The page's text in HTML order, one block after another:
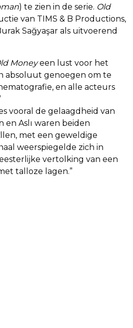
) te zien in de serie. Old
van TIMS & B Productions,
Sağyaşar als uitvoerend
Moneyeen lust voor het
absoluut genoegen om te
en alle acteurs
vooral de gelaagdheid van
en Aslı waren beiden
met een geweldige
weerspiegelde zich in
vertolking van een
talloze lagen.”